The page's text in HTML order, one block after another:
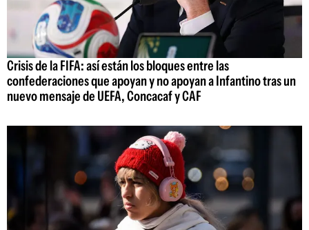
Crisis de la FIFA: así están los bloques entre las
confederaciones que apoyan y no apoyan a Infantino tras un
nuevo mensaje de UEFA, Concacaf y CAF